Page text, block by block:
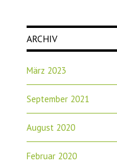
ARCHIV
März 2023
September 2021
August 2020
Februar 2020